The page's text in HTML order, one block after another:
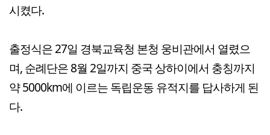
시켰다.
출정식은 27일 경북교육청 본청 웅비관에서 열렸으
며, 순례단은 8월 2일까지 중국 상하이에서 충칭까지
약 5000km에 이르는 독립운동 유적지를 답사하게 된
다.